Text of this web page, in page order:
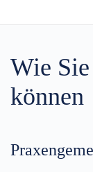
Wie
können